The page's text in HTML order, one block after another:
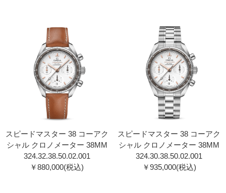
スピードマスター 38 コーアク
シャル クロノメーター 38MM
324.32.38.50.02.001
￥880,000(税込)
スピードマスター 38 コーアク
シャル クロノメーター 38MM
324.30.38.50.02.001
￥935,000(税込)